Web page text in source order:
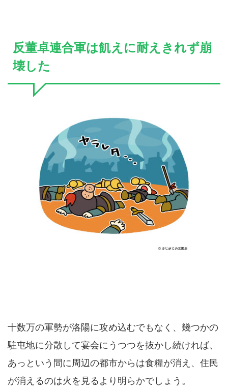
反董卓連合軍は飢えに耐えきれず崩
壊した
十数万の軍勢が洛陽に攻め込むでもなく、幾つかの
駐屯地に分散して宴会にうつつを抜かし続ければ、
あっという間に周辺の都市からは食糧が消え、住民
が消えるのは火を見るより明らかでしょう。